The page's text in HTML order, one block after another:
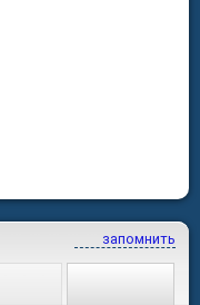
запомнить